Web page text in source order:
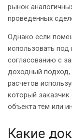
рынок
проведенных
Однако если
использовать
согласованию с
доходный подход,
расчетов
который заказчик
объекта тем или
Какие